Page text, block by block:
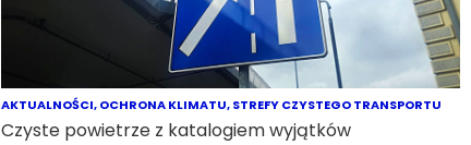
AKTUALNOŚCI,OCHRONA KLIMATU,STREFY CZYSTEGO TRANSPORTU
Czyste powietrze z katalogiem wyjątków